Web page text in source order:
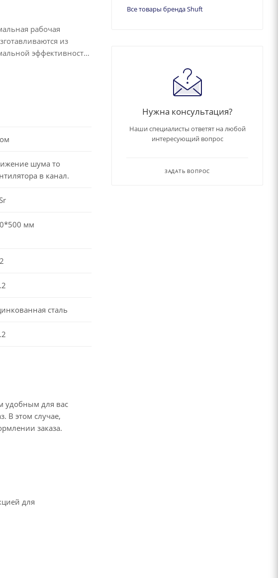
рабочая
из
эффективности
шума то
в канал.
мм
сталь
удобным для вас
В этом случае,
заказа.
для
Все товары бренда Shuft
Нужна консультация?
Наши специалисты ответят на любой
интересующий вопрос
ЗАДАТЬ ВОПРОС